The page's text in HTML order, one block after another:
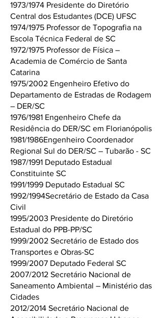
1973/1974 Presidente do Diretório
Central dos Estudantes (DCE) UFSC
1974/1975 Professor de Topografia na
Escola Técnica Federal de SC
1972/1975 Professor de Física –
Academia de Comércio de Santa
Catarina
1975/2002 Engenheiro Efetivo do
Departamento de Estradas de Rodagem
– DER/SC
1976/1981 Engenheiro Chefe da
Residência do DER/SC em Florianópolis
1981/1986Engenheiro Coordenador
Regional Sul do DER/SC – Tubarão - SC
1987/1991 Deputado Estadual
Constituinte SC
1991/1999 Deputado Estadual SC
1992/1994Secretário de Estado da Casa
Civil
1995/2003 Presidente do Diretório
Estadual do PPB-PP/SC
1999/2002 Secretário de Estado dos
Transportes e Obras-SC
1999/2007 Deputado Federal SC
2007/2012 Secretário Nacional de
Saneamento Ambiental – Ministério das
Cidades
2012/2014 Secretário Nacional de